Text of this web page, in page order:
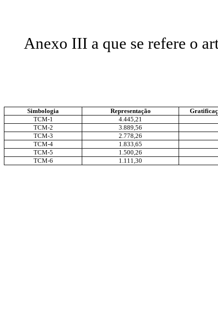
Anexo III a que se
Simbologia Representação
TCM-1
4.445,21
TCM-2
3.889,56
TCM-3
2.778,26
TCM-4
1.833,65
TCM-5
1.500,26
TCM-6
1.111,30